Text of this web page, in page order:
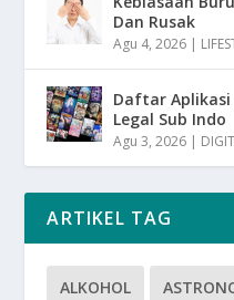
Dan Rusak
Agu 4, 2026 |
Daftar
Legal Sub Indo
Agu 3, 2026 |
ARTIKEL TAG
ALKOHOL